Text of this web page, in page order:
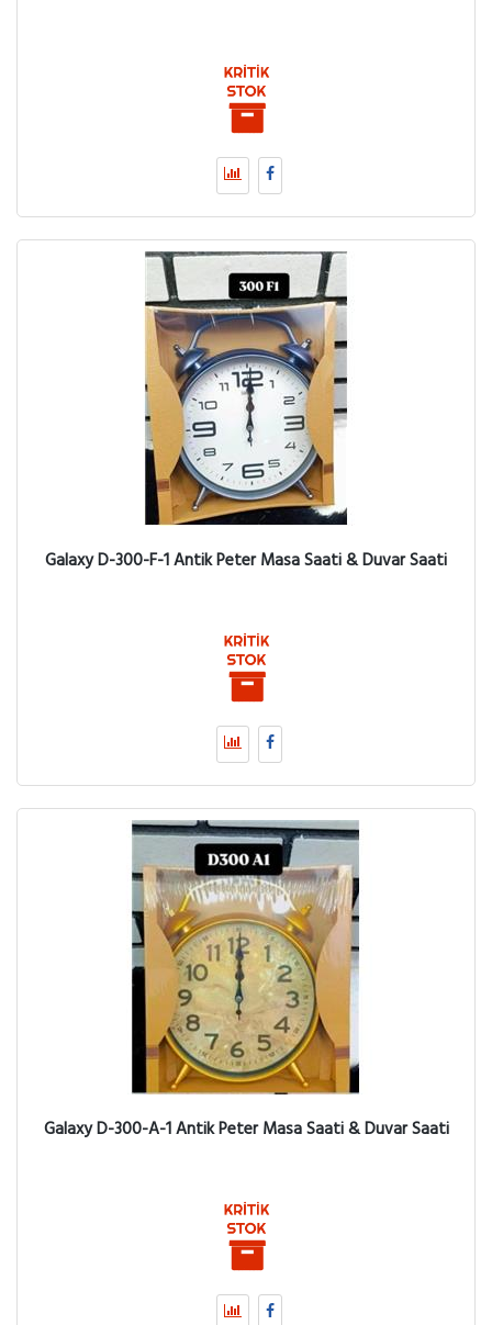
Galaxy D-300-F-1 Antik Peter Masa Saati & Duvar Saati
Galaxy D-300-A-1 Antik Peter Masa Saati & Duvar Saati